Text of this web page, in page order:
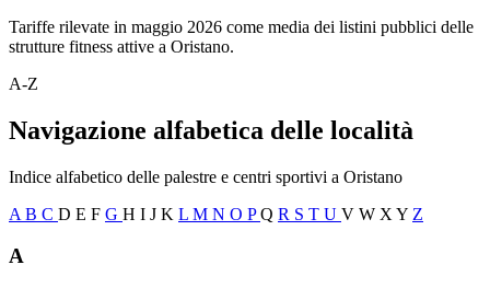
Tariffe rilevate in maggio 2026 come media dei listini pubblici delle
strutture fitness attive a Oristano.
A-Z
Navigazione alfabetica delle località
Indice alfabetico delle palestre e centri sportivi a Oristano
A B C D E F G H I J K L M N O PQ R S T U V W X Y Z
A